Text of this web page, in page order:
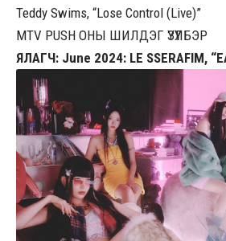
Teddy Swims, “Lose Control (Live)”
MTV PUSH ОНЫ ШИЛДЭГ ҮЗҮҮЛБЭР
ЯЛАГЧ: June 2024: LE SSERAFIM,